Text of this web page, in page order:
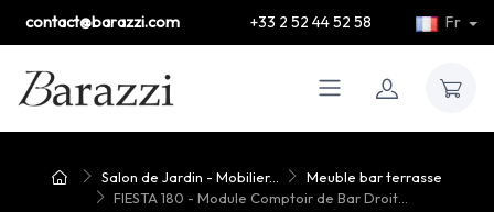
contact@barazzi.com +33 2 52 44 52 58 Fr
Salon de Jardin - Mobilier...
Meuble bar terrasse
FIESTA 180 - Module Comptoir de Bar Droit...